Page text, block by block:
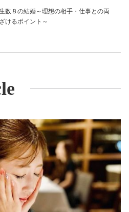
数８の結婚～理想の相手・仕事との両
けるポイント～